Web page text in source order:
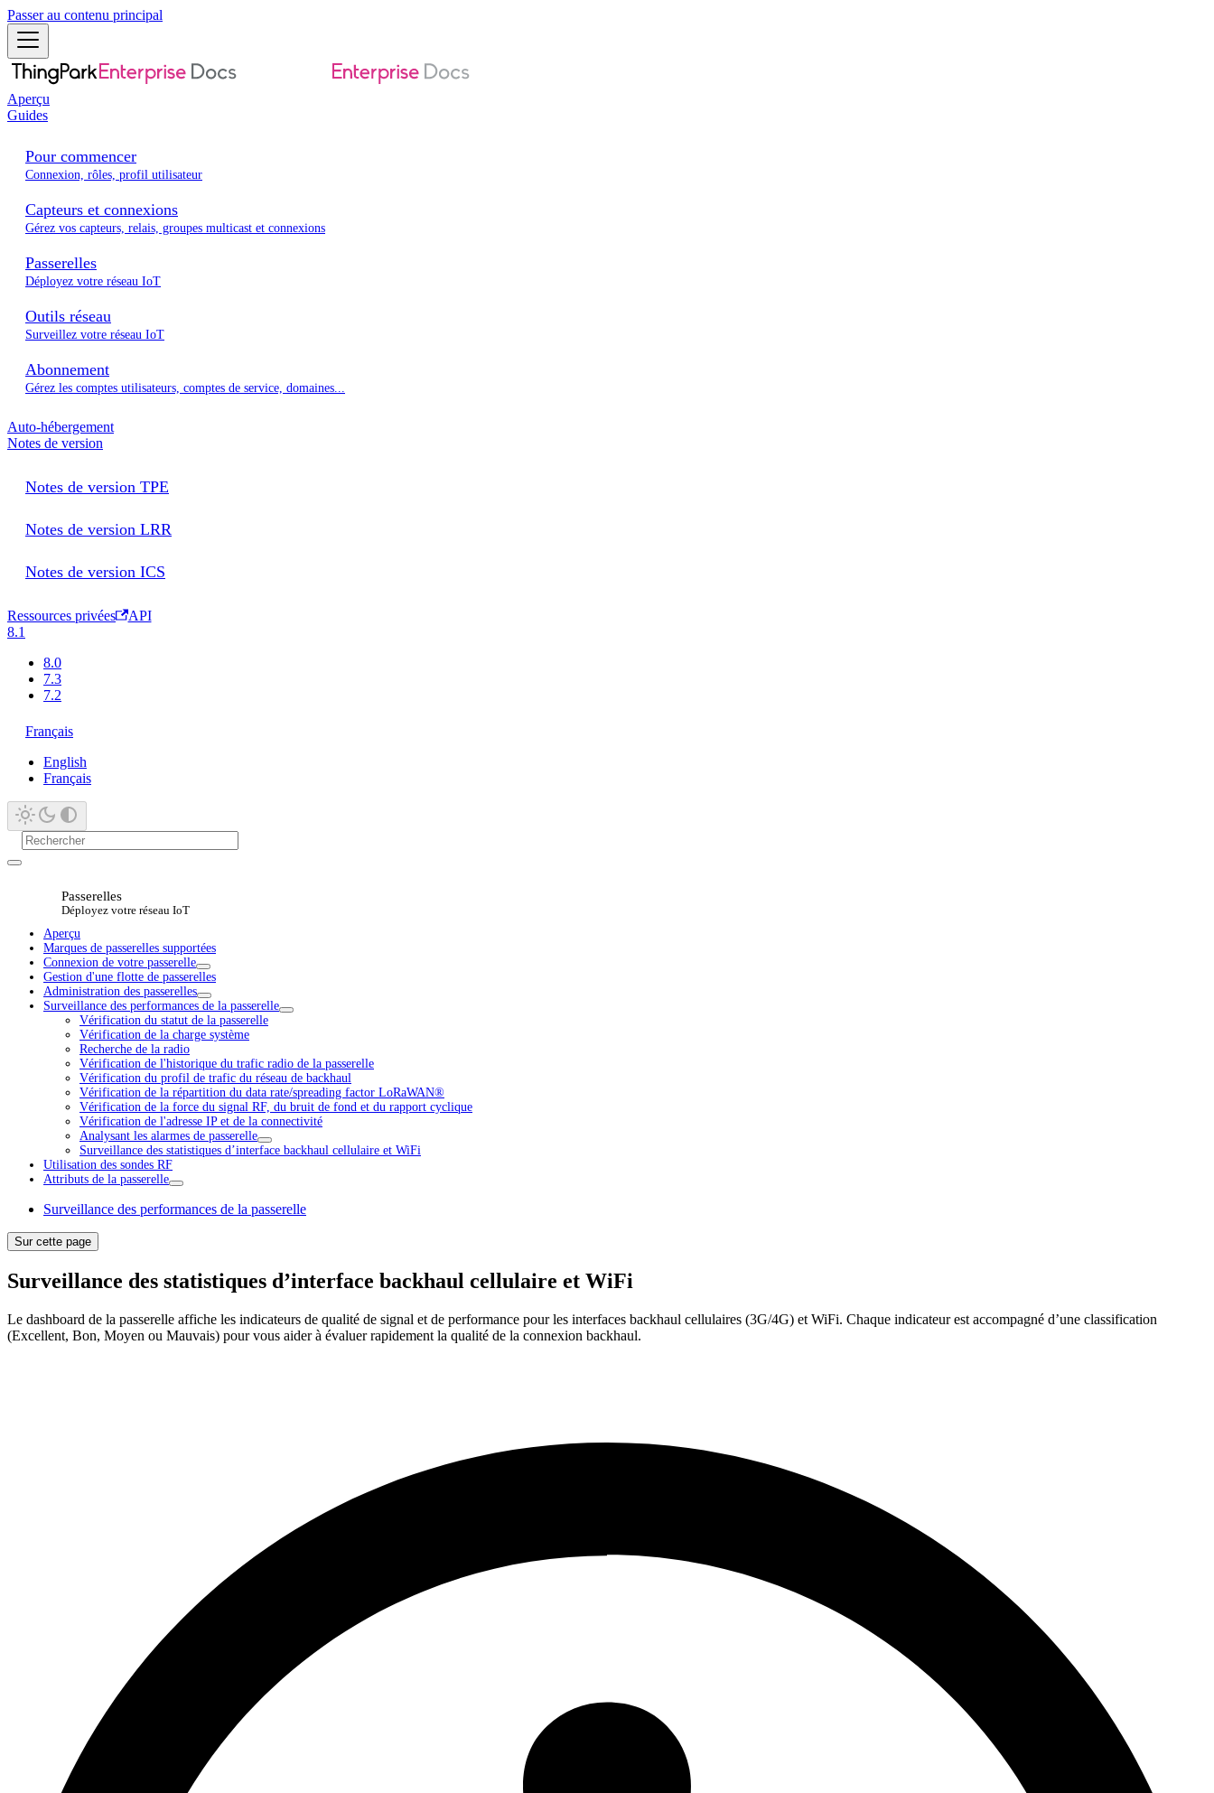
Passer au contenu principal
Aperçu
Guides
Pour commencer
Connexion, rôles, profil utilisateur
Capteurs et connexions
Gérez vos capteurs, relais, groupes multicast et connexions
Passerelles
Déployez votre réseau IoT
Outils réseau
Surveillez votre réseau IoT
Abonnement
Gérez les comptes utilisateurs, comptes de service, domaines...
Auto-hébergement
Notes de version
Notes de version TPE
Notes de version LRR
Notes de version ICS
Ressources privées
API
8.1
8.0
7.3
7.2
Français
English
Français
Passerelles
Déployez votre réseau IoT
Aperçu
Marques de passerelles supportées
Connexion de votre passerelle
Gestion d'une flotte de passerelles
Administration des passerelles
Surveillance des performances de la passerelle
Vérification du statut de la passerelle
Vérification de la charge système
Recherche de la radio
Vérification de l'historique du trafic radio de la passerelle
Vérification du profil de trafic du réseau de backhaul
Vérification de la répartition du data rate/spreading factor LoRaWAN®
Vérification de la force du signal RF, du bruit de fond et du rapport cyclique
Vérification de l'adresse IP et de la connectivité
Analysant les alarmes de passerelle
Surveillance des statistiques d’interface backhaul cellulaire et WiFi
Utilisation des sondes RF
Attributs de la passerelle
Surveillance des performances de la passerelle
Sur cette page
Surveillance des statistiques d’interface backhaul cellulaire et WiFi
Le dashboard de la passerelle affiche les indicateurs de qualité de signal et de performance pour les interfaces backhaul cellulaires (3G/4G) et WiFi. Chaque indicateur est accompagné d’une classification
(Excellent, Bon, Moyen ou Mauvais) pour vous aider à évaluer rapidement la qualité de la connexion backhaul.